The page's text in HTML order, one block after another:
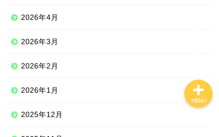
2026年4月
2026年3月
2026年2月
2026年1月
2025年12月
MENU